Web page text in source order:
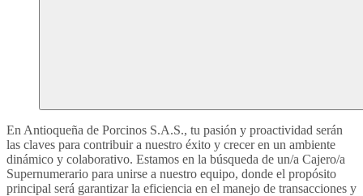
En Antioqueña de Porcinos S.A.S., tu pasión y proactividad serán
las claves para contribuir a nuestro éxito y crecer en un ambiente
dinámico y colaborativo. Estamos en la búsqueda de un/a Cajero/a
Supernumerario para unirse a nuestro equipo, donde el propósito
principal será garantizar la eficiencia en el manejo de transacciones y